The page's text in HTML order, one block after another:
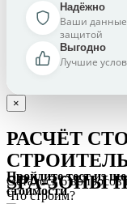
Надёжно
Ваши
защитой
Выгодно
Лучшие
×
РАСЧЁТ
SPA-ЗОНЫ
Пройдите тест из
стоимости
Осталось 6 вопросов
Что строим?